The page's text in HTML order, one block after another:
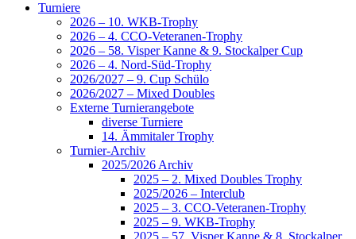
Turniere
2026 – 10. WKB-Trophy
2026 – 4. CCO-Veteranen-Trophy
2026 – 58. Visper Kanne & 9. Stockalper Cup
2026 – 4. Nord-Süd-Trophy
2026/2027 – 9. Cup Schülo
2026/2027 – Mixed Doubles
Externe Turnierangebote
diverse Turniere
14. Ämmitaler Trophy
Turnier-Archiv
2025/2026 Archiv
2025 – 2. Mixed Doubles Trophy
2025/2026 – Interclub
2025 – 3. CCO-Veteranen-Trophy
2025 – 9. WKB-Trophy
2025 – 57. Visper Kanne & 8. Stockalper